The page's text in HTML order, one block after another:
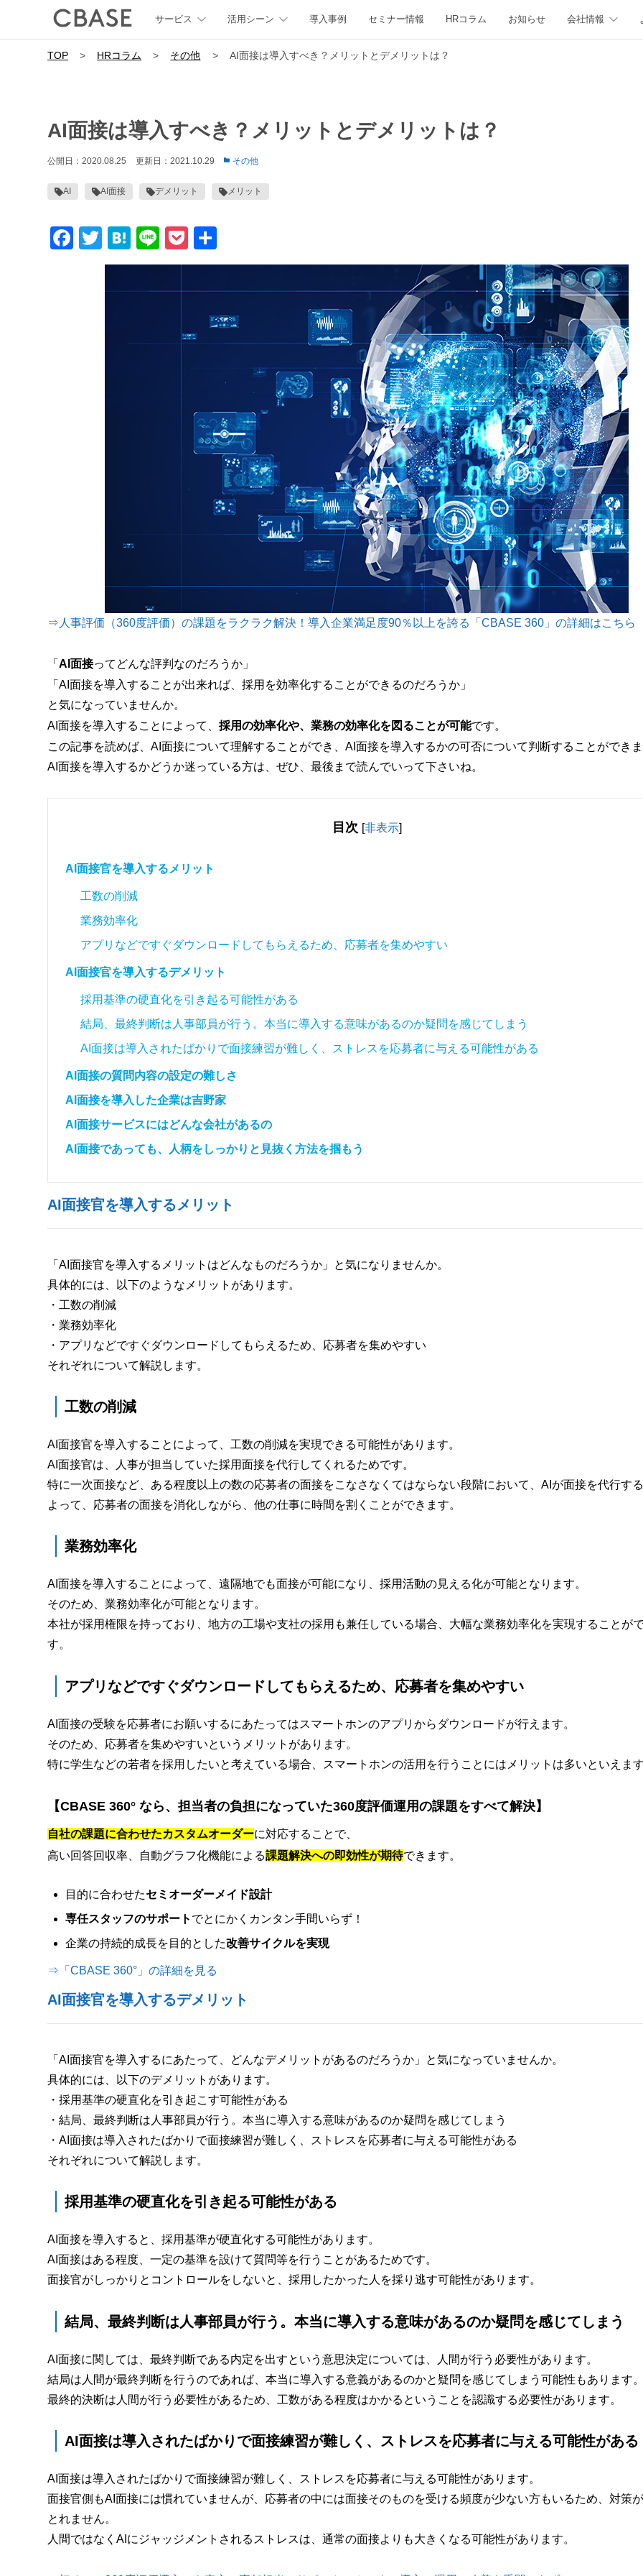
サービス 活用シーン 導入事例 セミナー情報 HRコラム お知らせ 会社情報
TOP > HRコラム > その他 > AI面接は導入すべき？メリットとデメリットは？
AI面接は導入すべき？メリットとデメリットは？
公開日：2020.08.25 更新日：2021.10.29 その他
AI AI面接 デメリット メリット
Facebook
Twitter
Hatena
LinePocket
有
⇒人事評価（360度評価）の課題をラクラク解決！導入企業満足度90％以上を誇る「CBASE 360」の詳細はこちら
「 AI面接ってどんな評判なのだろうか」
「AI面接を導入することが出来れば、採用を効率化することができるのだろうか」
と気になっていませんか。
AI面接を導入することによって、 採用の効率化や、業務の効率化を図ることが可能です。
この記事を読めば、AI面接について理解することができ、AI面接を導入するかの可否について判断することができ
AI面接を導入するかどうか迷っている方は、ぜひ、最後まで読んでいって下さいね。
目次 [非表示]
AI面接官を導入するメリット
工数の削減
業務効率化
アプリなどですぐダウンロードしてもらえるため、応募者を集めやすい
AI面接官を導入するデメリット
採用基準の硬直化を引き起る可能性がある
結局、最終判断は人事部員が行う。本当に導入する意味があるのか疑問を感じてしまう
AI面接は導入されたばかりで面接練習が難しく、ストレスを応募者に与える可能性がある
AI面接の質問内容の設定の難しさ
AI面接を導入した企業は吉野家
AI面接サービスにはどんな会社があるの
AI面接であっても、人柄をしっかりと見抜く方法を掴もう
AI面接官を導入するメリット
「AI面接官を導入するメリットはどんなものだろうか」と気になりませんか。
具体的には、以下のようなメリットがあります。
・工数の削減
・業務効率化
・アプリなどですぐダウンロードしてもらえるため、応募者を集めやすい
それぞれについて解説します。
工数の削減
AI面接官を導入することによって、工数の削減を実現できる可能性があります。
AI面接官は、人事が担当していた採用面接を代行してくれるためです。
特に一次面接など、ある程度以上の数の応募者の面接をこなさなくてはならない段階において、AIが面接を代行す
よって、応募者の面接を消化しながら、他の仕事に時間を割くことができます。
業務効率化
AI面接を導入することによって、遠隔地でも面接が可能になり、採用活動の見える化が可能となります。
そのため、業務効率化が可能となります。
本社が採用権限を持っており、地方の工場や支社の採用も兼任している場合、大幅な業務効率化を実現することが
す。
アプリなどですぐダウンロードしてもらえるため、応募者を集めやすい
AI面接の受験を応募者にお願いするにあたってはスマートホンのアプリからダウンロードが行えます。
そのため、応募者を集めやすいというメリットがあります。
特に学生などの若者を採用したいと考えている場合、スマートホンの活用を行うことにはメリットは多いといえま
【CBASE 360° なら、担当者の負担になっていた360度評価運用の課題をすべて解決】
自社の課題に合わせたカスタムオーダーに対応することで、
高い回答回収率、自動グラフ化機能による課題解決への即効性が期待できます。
目的に合わせたセミオーダーメイド設計
専任スタッフのサポート でとにかくカンタン手間いらず！
企業の持続的成長を目的とした改善サイクルを実現
⇒「CBASE 360°」の詳細を見る
AI面接官を導入するデメリット
「AI面接官を導入するにあたって、どんなデメリットがあるのだろうか」と気になっていませんか。
具体的には、以下のデメリットがあります。
・採用基準の硬直化を引き起こす可能性がある
・結局、最終判断は人事部員が行う。本当に導入する意味があるのか疑問を感じてしまう
・AI面接は導入されたばかりで面接練習が難しく、ストレスを応募者に与える可能性がある
それぞれについて解説します。
採用基準の硬直化を引き起る可能性がある
AI面接を導入すると、採用基準が硬直化する可能性があります。
AI面接はある程度、一定の基準を設けて質問等を行うことがあるためです。
面接官がしっかりとコントロールをしないと、採用したかった人を採り逃す可能性があります。
結局、最終判断は人事部員が行う。本当に導入する意味があるのか疑問を感じてしまう
AI面接に関しては、最終判断である内定を出すという意思決定については、人間が行う必要性があります。
結局は人間が最終判断を行うのであれば、本当に導入する意義があるのかと疑問を感じてしまう可能性もあります
最終的決断は人間が行う必要性があるため、工数がある程度はかかるということを認識する必要性があります。
AI面接は導入されたばかりで面接練習が難しく、ストレスを応募者に与える可能性がある
AI面接は導入されたばかりで面接練習が難しく、ストレスを応募者に与える可能性があります。
面接官側もAI面接には慣れていませんが、応募者の中には面接そのものを受ける頻度が少ない方もいるため、対策
とれません。
人間ではなくAIにジャッジメントされるストレスは、通常の面接よりも大きくなる可能性があります。